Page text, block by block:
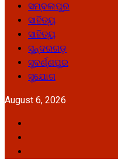
ସମ୍ବଲପୁର
ସାହିତ୍ୟ
ସାହିତ୍ୟ
ସୁନ୍ଦରଗଡ଼
ସୁବର୍ଣ୍ଣପୁର
ସୁଯୋଗ
August 6, 2026